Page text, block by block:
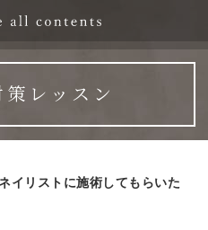
レッスン
イリストに施術してもらいた